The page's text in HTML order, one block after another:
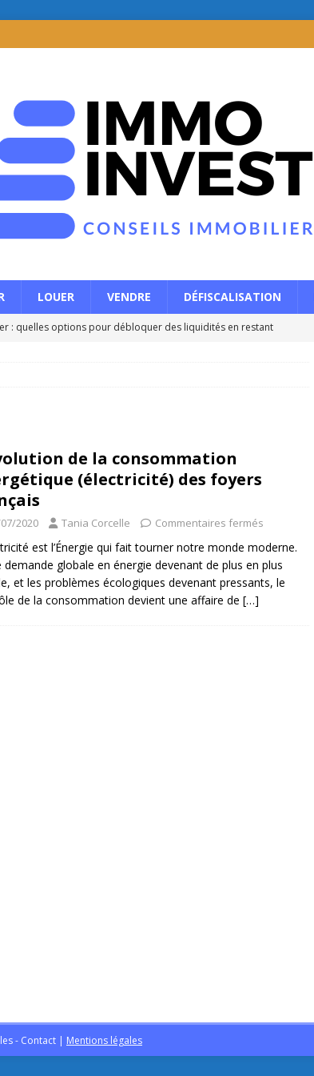
LOUER VENDRE DÉFISCALISATION
: quelles options pour débloquer des liquidités en restant
: où chercher son appart a louer
Paris : prix 40% moins chers
: votre partenaire immobilier local ACTUALITÉS
de la consommation
(électricité) des foyers
2020 Tania Corcelle Commentaires fermés
est l’Énergie qui fait tourner notre monde moderne.
demande globale en énergie devenant de plus en plus
et les problèmes écologiques devenant pressants, le
de la consommation devient une affaire de […]
- Contact | Mentions légales